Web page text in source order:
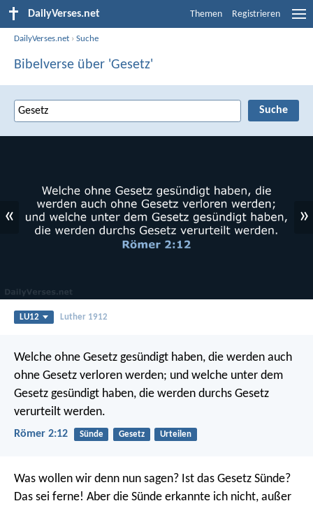
DailyVerses.net Themen Registrieren
DailyVerses.net ›Suche
Bibelverse über 'Gesetz'
« »
LU12 Luther 1912
Welche ohne Gesetz gesündigt haben, die werden auch
ohne Gesetz verloren werden; und welche unter dem
Gesetz gesündigt haben, die werden durchs Gesetz
verurteilt werden.
Römer 2:12 Sünde Gesetz Urteilen
Was wollen wir denn nun sagen? Ist das Gesetz Sünde?
Das sei ferne! Aber die Sünde erkannte ich nicht, außer